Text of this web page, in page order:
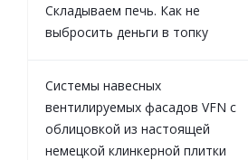
Складываем печь. Как не
выбросить деньги в топку
Системы навесных
вентилируемых фасадов VFN с
облицовкой из настоящей
немецкой клинкерной плитки